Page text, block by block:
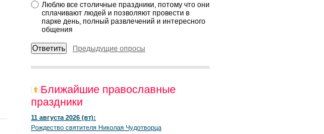
Люблю все столичные праздники, потому что они
сплачивают людей и позволяют провести в
парке день, полный развлечений и интересного
общения
Предыдущие опросы
Ближайшие православные
праздники
11 августа 2026 (вт):
Рождество святителя Николая Чудотворца